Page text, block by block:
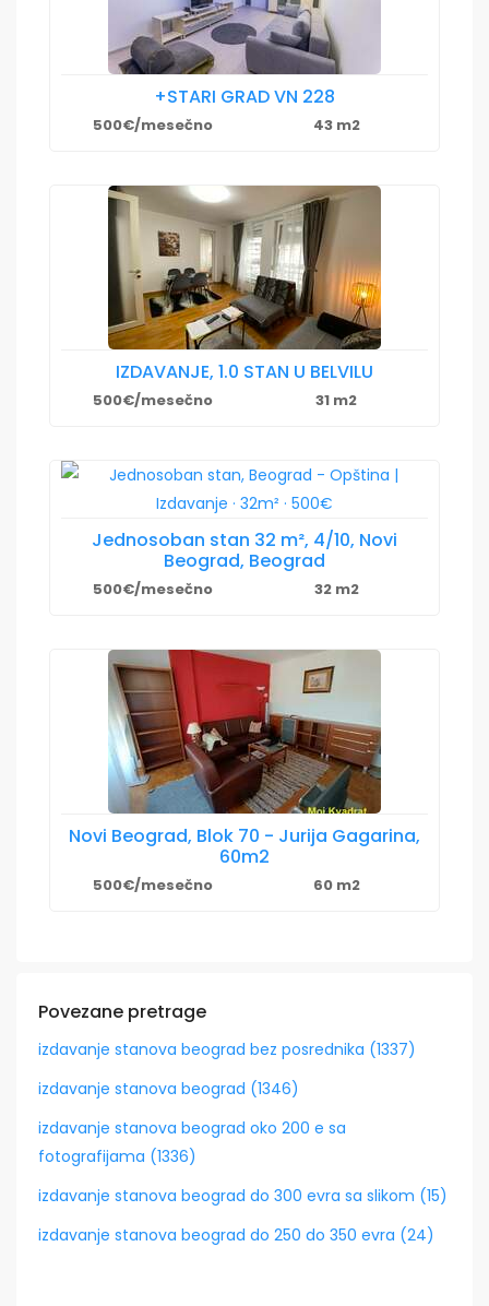
+STARI GRAD VN 228
500€/mesečno 43 m2
IZDAVANJE, 1.0 STAN U BELVILU
500€/mesečno 31 m2
Jednosoban stan 32 m², 4/10, Novi
Beograd, Beograd
500€/mesečno 32 m2
Novi Beograd, Blok 70 - Jurija Gagarina,
60m2
500€/mesečno 60 m2
Povezane pretrage
izdavanje stanova beograd bez posrednika (1337)
izdavanje stanova beograd (1346)
izdavanje stanova beograd oko 200 e sa
fotografijama (1336)
izdavanje stanova beograd do 300 evra sa slikom (15)
izdavanje stanova beograd do 250 do 350 evra (24)